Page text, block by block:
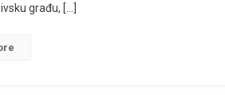
građu, […]